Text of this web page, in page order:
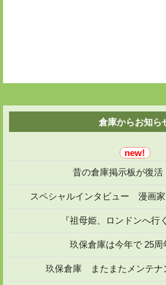
倉庫からお知ら
昔の倉庫掲示板が復活
スペシャルインタビュー 漫画家
『祖母姫、ロンドンへ行
玖保倉庫は今年で 25周
玖保倉庫 またまたメンテナ